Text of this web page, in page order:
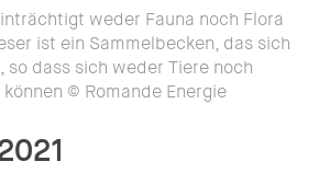
weder Fauna noch Flora
ist ein Sammelbecken, das sich
dass sich weder Tiere noch
© Romande Energie